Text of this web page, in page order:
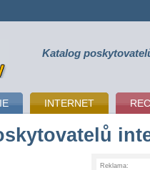
Katalog
INTERNET
Reklama: